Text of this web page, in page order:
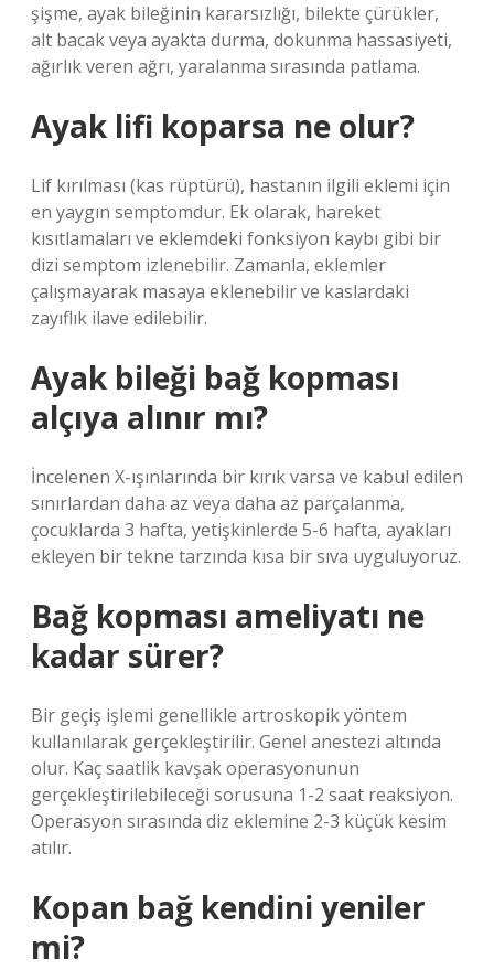
şişme, ayak bileğinin kararsızlığı, bilekte çürükler,
alt bacak veya ayakta durma, dokunma hassasiyeti,
ağırlık veren ağrı, yaralanma sırasında patlama.
Ayak lifi koparsa ne olur?
Lif kırılması (kas rüptürü), hastanın ilgili eklemi için
en yaygın semptomdur. Ek olarak, hareket
kısıtlamaları ve eklemdeki fonksiyon kaybı gibi bir
dizi semptom izlenebilir. Zamanla, eklemler
çalışmayarak masaya eklenebilir ve kaslardaki
zayıflık ilave edilebilir.
Ayak bileği bağ kopması
alçıya alınır mı?
İncelenen X-ışınlarında bir kırık varsa ve kabul edilen
sınırlardan daha az veya daha az parçalanma,
çocuklarda 3 hafta, yetişkinlerde 5-6 hafta, ayakları
ekleyen bir tekne tarzında kısa bir sıva uyguluyoruz.
Bağ kopması ameliyatı ne
kadar sürer?
Bir geçiş işlemi genellikle artroskopik yöntem
kullanılarak gerçekleştirilir. Genel anestezi altında
olur. Kaç saatlik kavşak operasyonunun
gerçekleştirilebileceği sorusuna 1-2 saat reaksiyon.
Operasyon sırasında diz eklemine 2-3 küçük kesim
atılır.
Kopan bağ kendini yeniler
mi?